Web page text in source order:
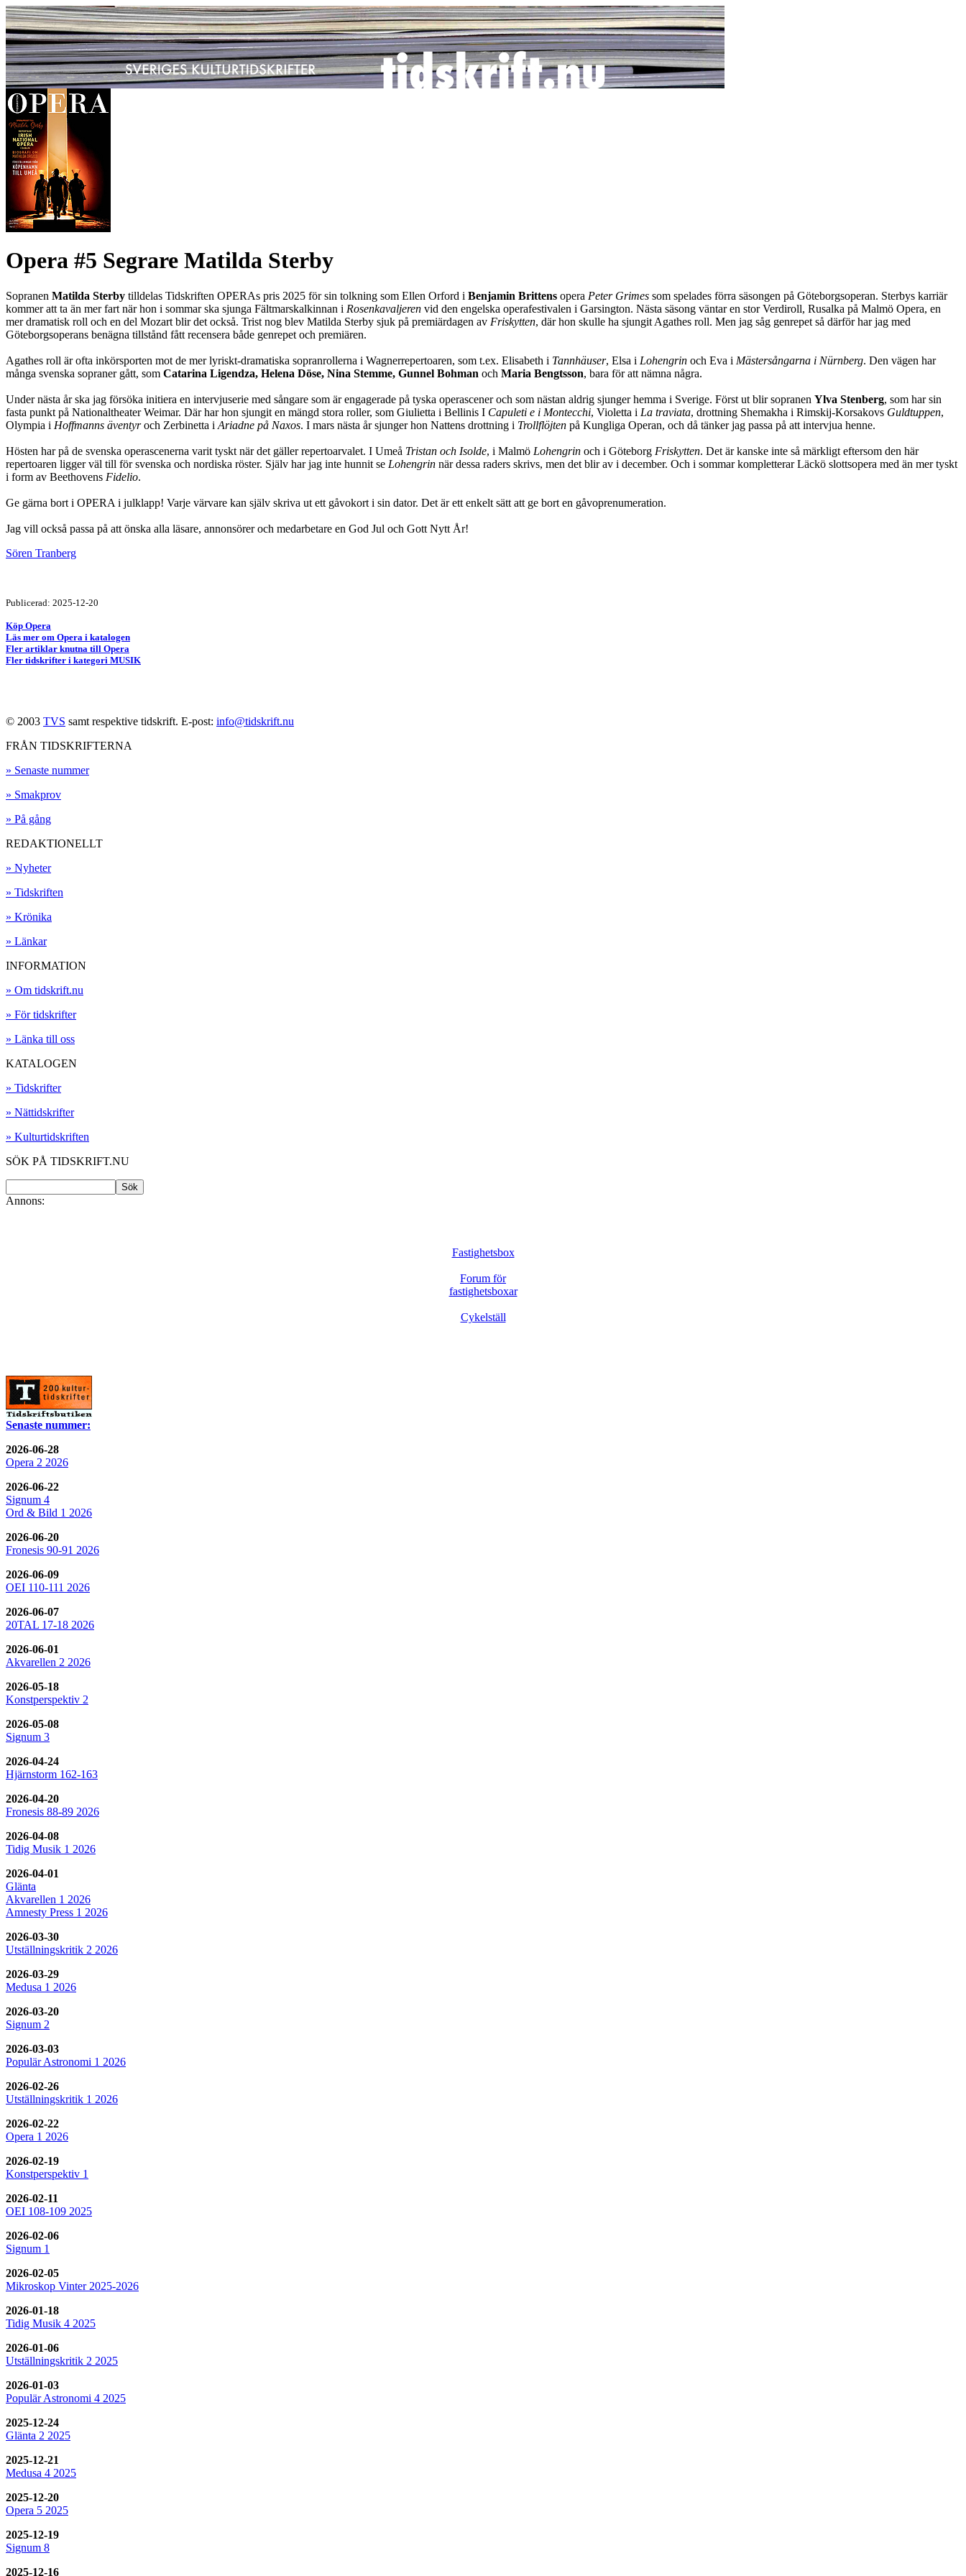
Opera #5 Segrare Matilda Sterby
Sopranen Matilda Sterby tilldelas Tidskriften OPERAs pris 2025 för sin tolkning som Ellen Orford i Benjamin Brittens opera Peter Grimes som spelades förra säsongen på Göteborgsoperan. Sterbys karriär
kommer att ta än mer fart när hon i sommar ska sjunga Fältmarskalkinnan i Rosenkavaljeren vid den engelska operafestivalen i Garsington. Nästa säsong väntar en stor Verdiroll, Rusalka på Malmö Opera, en
mer dramatisk roll och en del Mozart blir det också. Trist nog blev Matilda Sterby sjuk på premiärdagen av Friskytten, där hon skulle ha sjungit Agathes roll. Men jag såg genrepet så därför har jag med
Göteborgsoperans benägna tillstånd fått recensera både genrepet och premiären.
Agathes roll är ofta inkörsporten mot de mer lyriskt-dramatiska sopranrollerna i Wagnerrepertoaren, som t.ex. Elisabeth i Tannhäuser, Elsa i Lohengrin och Eva i Mästersångarna i Nürnberg. Den vägen har
många svenska sopraner gått, som Catarina Ligendza, Helena Döse, Nina Stemme, Gunnel Bohman och Maria Bengtsson, bara för att nämna några.
Under nästa år ska jag försöka initiera en intervjuserie med sångare som är engagerade på tyska operascener och som nästan aldrig sjunger hemma i Sverige. Först ut blir sopranen Ylva Stenberg, som har sin
fasta punkt på Nationaltheater Weimar. Där har hon sjungit en mängd stora roller, som Giulietta i Bellinis I Capuleti e i Montecchi, Violetta i La traviata, drottning Shemakha i Rimskij-Korsakovs Guldtuppen,
Olympia i Hoffmanns äventyroch Zerbinetta i Ariadne på Naxos. I mars nästa år sjunger hon Nattens drottning i Trollflöjten på Kungliga Operan, och då tänker jag passa på att intervjua henne.
Hösten har på de svenska operascenerna varit tyskt när det gäller repertoarvalet. I Umeå Tristan och Isolde, i Malmö Lohengrin och i Göteborg Friskytten. Det är kanske inte så märkligt eftersom den här
repertoaren ligger väl till för svenska och nordiska röster. Själv har jag inte hunnit se Lohengrin när dessa raders skrivs, men det blir av i december. Och i sommar kompletterar Läckö slottsopera med än mer tyskt
i form av Beethovens Fidelio.
Ge gärna bort i OPERA i julklapp! Varje värvare kan själv skriva ut ett gåvokort i sin dator. Det är ett enkelt sätt att ge bort en gåvoprenumeration.
Jag vill också passa på att önska alla läsare, annonsörer och medarbetare en God Jul och Gott Nytt År!
Sören Tranberg
Publicerad: 2025-12-20
Köp Opera
Läs mer om Opera i katalogen
Fler artiklar knutna till Opera
Fler tidskrifter i kategori MUSIK
© 2003 TVS samt respektive tidskrift. E-post: info@tidskrift.nu
FRÅN TIDSKRIFTERNA
» Senaste nummer
» Smakprov
» På gång
REDAKTIONELLT
» Nyheter
» Tidskriften
» Krönika
» Länkar
INFORMATION
» Om tidskrift.nu
» För tidskrifter
» Länka till oss
KATALOGEN
» Tidskrifter
» Nättidskrifter
» Kulturtidskriften
SÖK PÅ TIDSKRIFT.NU
Annons:
Fastighetsbox
Forum för
fastighetsboxar
Cykelställ
Senaste nummer:
2026-06-28
Opera 2 2026
2026-06-22
Signum 4
Ord & Bild 1 2026
2026-06-20
Fronesis 90-91 2026
2026-06-09
OEI 110-111 2026
2026-06-07
20TAL 17-18 2026
2026-06-01
Akvarellen 2 2026
2026-05-18
Konstperspektiv 2
2026-05-08
Signum 3
2026-04-24
Hjärnstorm 162-163
2026-04-20
Fronesis 88-89 2026
2026-04-08
Tidig Musik 1 2026
2026-04-01
Glänta
Akvarellen 1 2026
Amnesty Press 1 2026
2026-03-30
Utställningskritik 2 2026
2026-03-29
Medusa 1 2026
2026-03-20
Signum 2
2026-03-03
Populär Astronomi 1 2026
2026-02-26
Utställningskritik 1 2026
2026-02-22
Opera 1 2026
2026-02-19
Konstperspektiv 1
2026-02-11
OEI 108-109 2025
2026-02-06
Signum 1
2026-02-05
Mikroskop Vinter 2025-2026
2026-01-18
Tidig Musik 4 2025
2026-01-06
Utställningskritik 2 2025
2026-01-03
Populär Astronomi 4 2025
2025-12-24
Glänta 2 2025
2025-12-21
Medusa 4 2025
2025-12-20
Opera 5 2025
2025-12-19
Signum 8
2025-12-16